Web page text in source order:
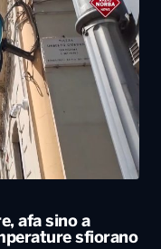
afa sino a
sfiorano